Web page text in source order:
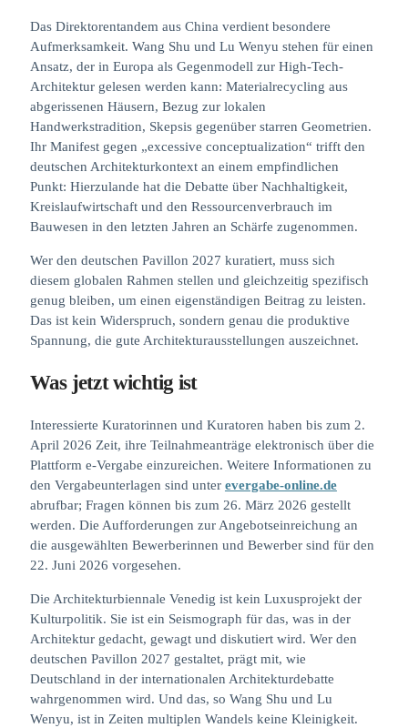
Das Direktorentandem aus China verdient besondere
Aufmerksamkeit. Wang Shu und Lu Wenyu stehen für einen
Ansatz, der in Europa als Gegenmodell zur High-Tech-
Architektur gelesen werden kann: Materialrecycling aus
abgerissenen Häusern, Bezug zur lokalen
Handwerkstradition, Skepsis gegenüber starren Geometrien.
Ihr Manifest gegen „excessive conceptualization“ trifft den
deutschen Architekturkontext an einem empfindlichen
Punkt: Hierzulande hat die Debatte über Nachhaltigkeit,
Kreislaufwirtschaft und den Ressourcenverbrauch im
Bauwesen in den letzten Jahren an Schärfe zugenommen.
Wer den deutschen Pavillon 2027 kuratiert, muss sich
diesem globalen Rahmen stellen und gleichzeitig spezifisch
genug bleiben, um einen eigenständigen Beitrag zu leisten.
Das ist kein Widerspruch, sondern genau die produktive
Spannung, die gute Architekturausstellungen auszeichnet.
Was jetzt wichtig ist
Interessierte Kuratorinnen und Kuratoren haben bis zum 2.
April 2026 Zeit, ihre Teilnahmeanträge elektronisch über die
Plattform e-Vergabe einzureichen. Weitere Informationen zu
den Vergabeunterlagen sind unter evergabe-online.de
abrufbar; Fragen können bis zum 26. März 2026 gestellt
werden. Die Aufforderungen zur Angebotseinreichung an
die ausgewählten Bewerberinnen und Bewerber sind für den
22. Juni 2026 vorgesehen.
Die Architekturbiennale Venedig ist kein Luxusprojekt der
Kulturpolitik. Sie ist ein Seismograph für das, was in der
Architektur gedacht, gewagt und diskutiert wird. Wer den
deutschen Pavillon 2027 gestaltet, prägt mit, wie
Deutschland in der internationalen Architekturdebatte
wahrgenommen wird. Und das, so Wang Shu und Lu
Wenyu, ist in Zeiten multiplen Wandels keine Kleinigkeit.